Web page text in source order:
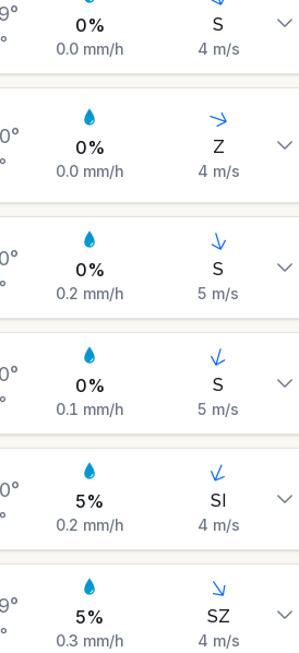
°
°
0%
0.0mm/h
S
4 m/s
°
°
0%
0.0mm/h
Z
4 m/s
°
°
0%
0.2 mm/h
S
5 m/s
°
°
0%
0.1 mm/h
S
5 m/s
°
°
5%
0.2 mm/h
SI
4 m/s
°
°
5%
0.3 mm/h
SZ
4 m/s